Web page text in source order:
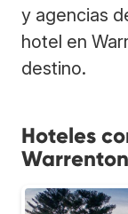
y agencias
hotel en
destino.
Hoteles
Warrenton